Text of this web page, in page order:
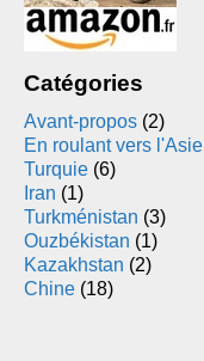
Catégories
Avant-propos (2)
En roulant vers l'Asie
Turquie (6)
Iran (1)
Turkménistan (3)
Ouzbékistan (1)
Kazakhstan (2)
Chine (18)